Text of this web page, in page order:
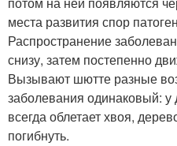
места развития спор
Распространение
снизу, затем постепенно
Вызывают шютте разные
заболевания одинаковый: у
всегда облетает хвоя,
погибнуть.